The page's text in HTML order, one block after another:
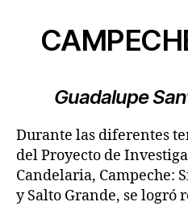
Guadalupe
Durante las diferentes
del Proyecto de
Candelaria, Campeche:
y Salto Grande, se logró